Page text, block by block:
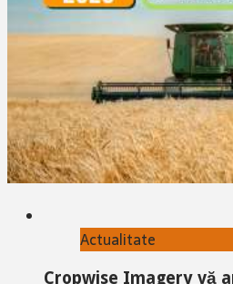
Actualitate
Cropwise Imagery vă